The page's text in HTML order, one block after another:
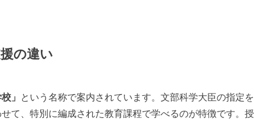
の違い
」 という名称で案内されています。文部科学大臣の指定を
て、特別に編成された教育課程で学べるのが特徴です。授